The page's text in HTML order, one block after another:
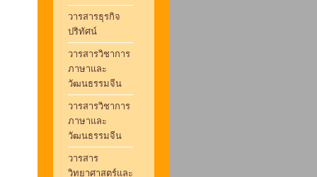
วารสารธุรกิจ
ปริทัศน์
วารสารวิชาการ
ภาษาและ
วัฒนธรรมจีน
วารสารวิชาการ
ภาษาและ
วัฒนธรรมจีน
วารสาร
วิทยาศาสตร์และ